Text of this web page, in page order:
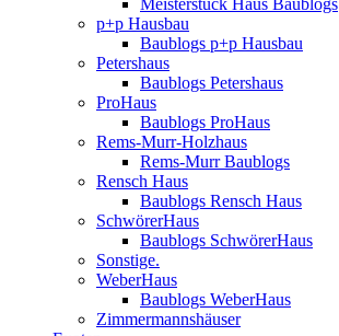
Meisterstück Haus Baublogs
p+p Hausbau
Baublogs p+p Hausbau
Petershaus
Baublogs Petershaus
ProHaus
Baublogs ProHaus
Rems-Murr-Holzhaus
Rems-Murr Baublogs
Rensch Haus
Baublogs Rensch Haus
SchwörerHaus
Baublogs SchwörerHaus
Sonstige.
WeberHaus
Baublogs WeberHaus
Zimmermannshäuser